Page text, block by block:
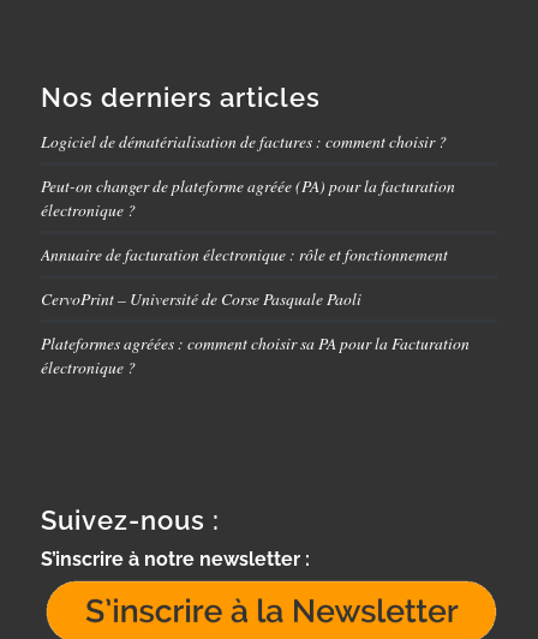
Nos derniers articles
Logiciel de dématérialisation de factures : comment choisir ?
Peut-on changer de plateforme agréée (PA) pour la facturation
électronique ?
Annuaire de facturation électronique : rôle et fonctionnement
CervoPrint – Université de Corse Pasquale Paoli
Plateformes agréées : comment choisir sa PA pour la Facturation
électronique ?
Suivez-nous :
S’inscrire à notre newsletter :